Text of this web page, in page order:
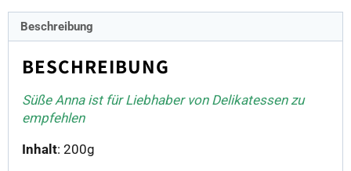
Beschreibung
BESCHREIBUNG
Süße Anna ist für Liebhaber von Delikatessen zu
empfehlen
Inhalt: 200g